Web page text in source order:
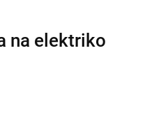
na elektriko